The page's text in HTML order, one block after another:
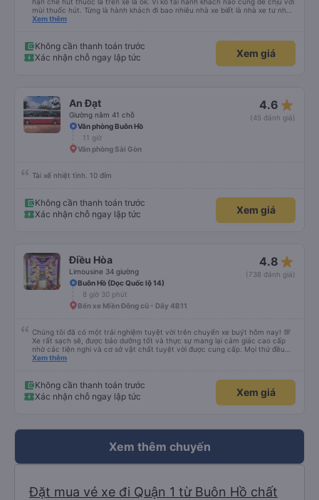
mùi thuốc hút. Từng là hành khách đi bao nhiêu nhà xe biết là nhà xe tư nhân
, nhưng hãy theo cách vận hành của Phương Trang Busline, từ tổng đài cho
Xem thêm
Không cần thanh toán trước
Xác nhận chỗ ngay lập tức
Xem giá
An Đạt
Giường nằm 41 chỗ
4.6 star_rate
(45 đánh giá)
Văn phòng Buôn Hồ
11 giờ
Văn phòng Sài Gòn
Tài xế nhiệt tình. 10 đỉm
Không cần thanh toán trước
Xác nhận chỗ ngay lập tức
Xem giá
Điều Hòa
Limousine 34 giường
4.8 star_rate
(738 đánh giá)
Buôn Hồ (Dọc Quốc lộ 14)
8 giờ 30 phút
Bến xe Miền Đông cũ - Dãy 4B11
Chúng tôi đã có một trải nghiệm tuyệt vời trên chuyến xe buýt hôm nay! 💯
Xe rất sạch sẽ, được bảo dưỡng tốt và thực sự mang lại cảm giác cao cấp
nhờ các tiện nghi và cơ sở vật chất tuyệt vời được cung cấp. Mọi thứ đều
thoải mái và ngăn nắp. Nhân viên và tài xế rất tốt bụng, hữu ích và chu đáo,
đối với tôi và gia đình. Chúng tôi rất vui và hài lòng từ đầu đến cuối. Rất đáng
giới thiệu! 💛 Về ứng dụng, nó rất dễ sử dụng, thân thiện với người dùng và
tiện lợi khi đặt chuyến đi của chúng tôi. Mọi thứ đều diễn ra suôn sẻ!
Xem thêm
Không cần thanh toán trước
Xác nhận chỗ ngay lập tức
Xem giá
Xem thêm chuyến
Đặt mua vé xe đi Quận 1 từ Buôn Hồ chất